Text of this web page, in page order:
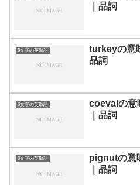
｜品詞
6文字の英単語
turkeyの意
品詞
6文字の英単語
coevalの意
｜品詞
6文字の英単語
pignutの意
｜品詞